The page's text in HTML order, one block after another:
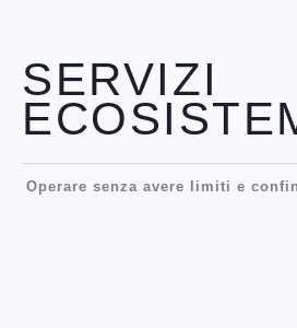
SERVIZI
Operare senza avere limiti e